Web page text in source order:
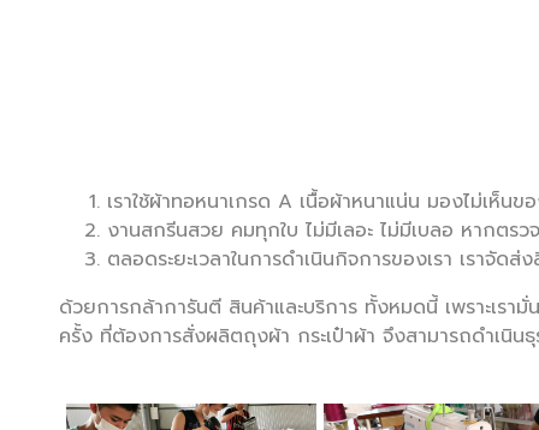
เราใช้ผ้าทอหนาเกรด A เนื้อผ้าหนาแน่น มองไม่เห็นข
งานสกรีนสวย คมทุกใบ ไม่มีเลอะ ไม่มีเบลอ หากต
ตลอดระยะเวลาในการดำเนินกิจการของเรา เราจั
ด้วยการกล้าการันตี สินค้าและบริการ ทั้งหมดนี้ เพราะเร
ครั้ง ที่ต้องการสั่งผลิตถุงผ้า กระเป๋าผ้า จึงสามารถดำเนิน